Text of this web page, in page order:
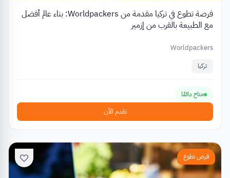
فرصة تطوع في تركيا مقدمة من Worldpackers: بناء عالم أفضل
مع الطبيعة بالقرب من إزمير
Worldpackers
تركيا
متاح دائمًا
تقدم الآن
فرص تطوع